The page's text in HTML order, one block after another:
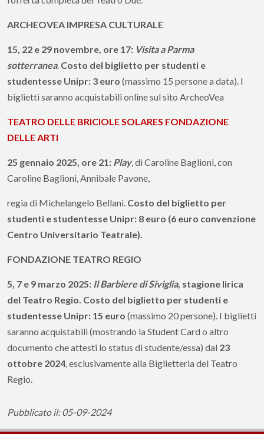
ARCHEOVEA IMPRESA CULTURALE
15, 22 e 29 novembre, ore 17: Visita a Parma
sotterranea. Costo del biglietto per studenti e
studentesse Unipr: 3 euro (massimo 15 persone a data). I
biglietti saranno acquistabili online sul sito ArcheoVea
TEATRO DELLE BRICIOLE SOLARES FONDAZIONE
DELLE ARTI
25 gennaio 2025, ore 21: Play, di Caroline Baglioni, con
Caroline Baglioni, Annibale Pavone,
regia di Michelangelo Bellani. Costo del biglietto per
studenti e studentesse Unipr: 8 euro (6 euro convenzione
Centro Universitario Teatrale).
FONDAZIONE TEATRO REGIO
5, 7 e 9 marzo 2025: Il Barbiere di Siviglia, stagione lirica
del Teatro Regio. Costo del biglietto per studenti e
studentesse Unipr: 15 euro (massimo 20 persone). I biglietti
saranno acquistabili (mostrando la Student Card o altro
documento che attesti lo status di studente/essa) dal 23
ottobre 2024, esclusivamente alla Biglietteria del Teatro
Regio.
Pubblicato il: 05-09-2024